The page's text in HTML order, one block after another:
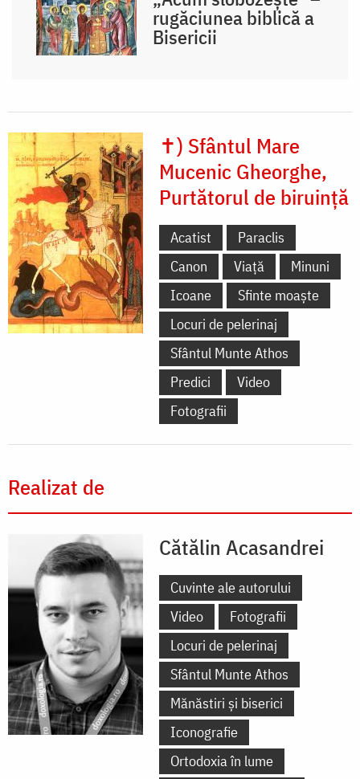
rugăciunea biblică a
Bisericii
✝) Sfântul Mare
Mucenic Gheorghe,
Purtătorul de biruință
Acatist
Paraclis
Canon
Viață
Minuni
Icoane
Sfinte moaște
Locuri de pelerinaj
Sfântul Munte Athos
Predici
Video
Fotografii
Realizat de
Cătălin Acasandrei
Cuvinte ale autorului
Video
Fotografii
Locuri de pelerinaj
Sfântul Munte Athos
Mănăstiri și biserici
Iconografie
Ortodoxia în lume